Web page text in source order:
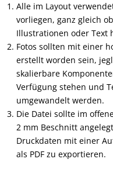
Alle im Layout
vorliegen, ganz gleich
Illustrationen oder Text
Fotos sollten mit einer
erstellt worden sein,
skalierbare
Verfügung stehen und
umgewandelt werden.
Die Datei sollte im
2 mm Beschnitt
Druckdaten mit einer
als PDF zu exportieren.